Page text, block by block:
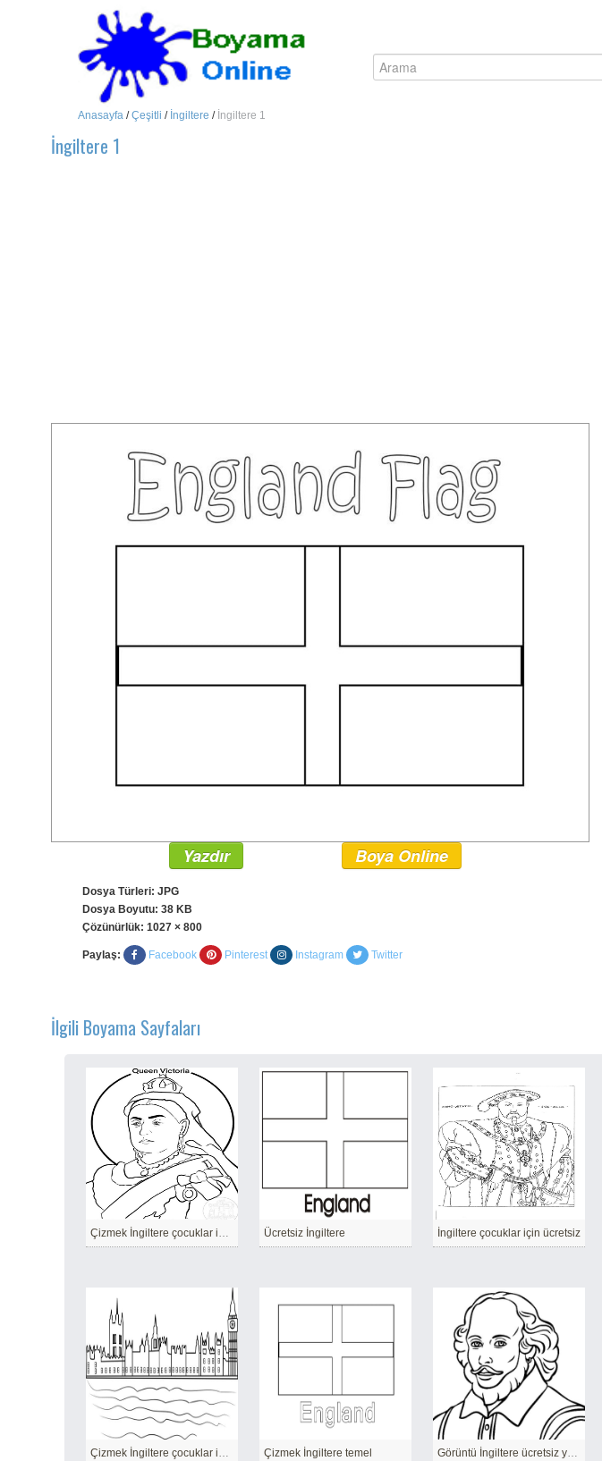
Anasayfa /Çeşitli / İngiltere / İngiltere 1
İngiltere 1
Yazdır Boya Online
Dosya Türleri: JPG
Dosya Boyutu: 38 KB
Çözünürlük: 1027 × 800
Paylaş: Facebook Pinterest Instagram Twitter
İlgili Boyama Sayfaları
Çizmek İngiltere çocuklar için yazdırılabilir Ücretsiz İngiltere İngiltere çocuklar için ücretsiz
Çizmek İngiltere çocuklar için temel kolay Çizmek İngiltere temel Görüntü İngiltere ücretsiz yazdırılabilir